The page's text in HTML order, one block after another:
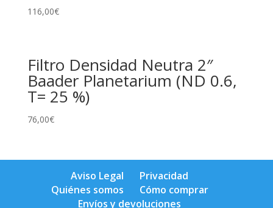
116,00€
Filtro Densidad Neutra 2″
Baader Planetarium (ND 0.6,
T= 25 %)
76,00€
Aviso Legal
Privacidad
Quiénes somos
Cómo comprar
Envíos y devoluciones